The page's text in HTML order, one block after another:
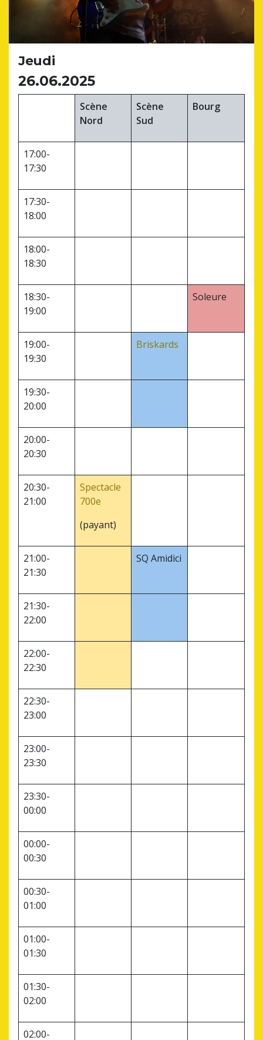
Jeudi
26.06.2025
Scène
Nord
Scène
Sud
Bourg
17:00-
17:30
17:30-
18:00
18:00-
18:30
18:30-
19:00
Soleure
19:00-
19:30
Briskards
19:30-
20:00
20:00-
20:30
20:30-
21:00
Spectacle
700e
(payant)
21:00-
21:30
SQ Amidici
21:30-
22:00
22:00-
22:30
22:30-
23:00
23:00-
23:30
23:30-
00:00
00:00-
00:30
00:30-
01:00
01:00-
01:30
01:30-
02:00
02:00-